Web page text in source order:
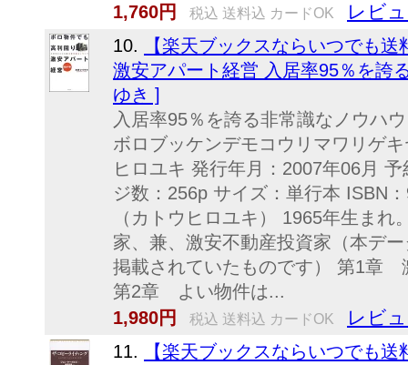
1,760円
税込 送料込 カードOK レビ
10.
【楽天ブックスならいつでも
激安アパート経営 入居率95％を
ゆき ]
入居率95％を誇る非常識なノウハ
ボロブッケンデモコウリマワリゲ
ヒロユキ 発行年月：2007年06月
ジ数：256p サイズ：単行本 ISBN
（カトウヒロユキ） 1965年生ま
家、兼、激安不動産投資家（本デ
掲載されていたものです） 第1章
第2章 よい物件は...
1,980円
税込 送料込 カードOK レビ
11.
【楽天ブックスならいつでも